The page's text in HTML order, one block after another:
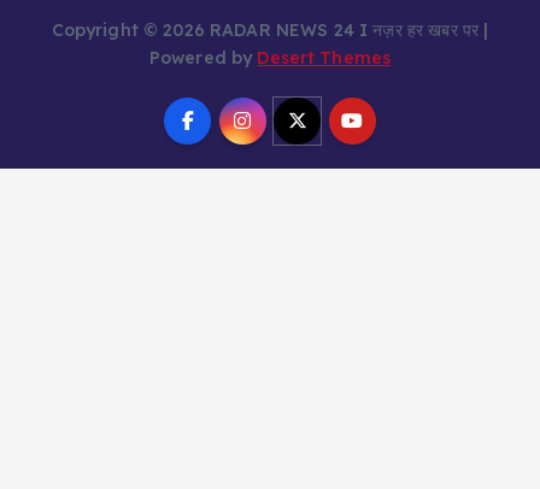
Copyright © 2026 RADAR NEWS 24 I नज़र हर खबर पर |